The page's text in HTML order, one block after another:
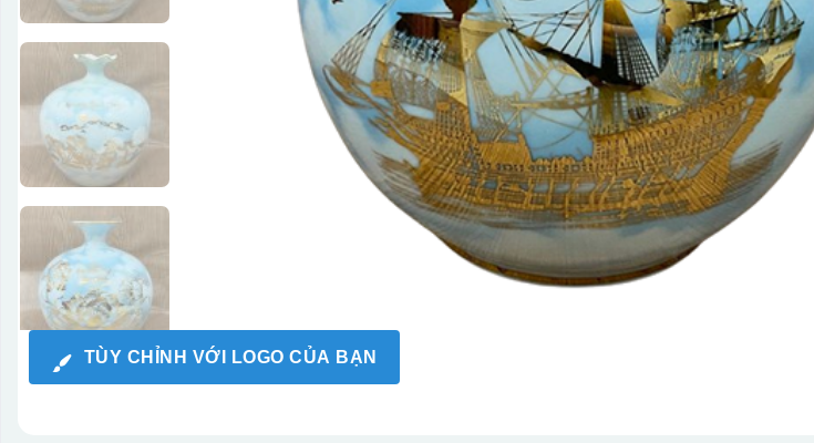
TÙY CHỈNH VỚI LOGO CỦA BẠN